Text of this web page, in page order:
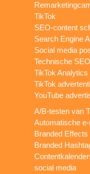
TikTok
SEO-content
Search Engine
Social media
Technische
TikTok
TikTok
YouTube
A/B-testen van
Automatische
Branded Effects
Branded
social media